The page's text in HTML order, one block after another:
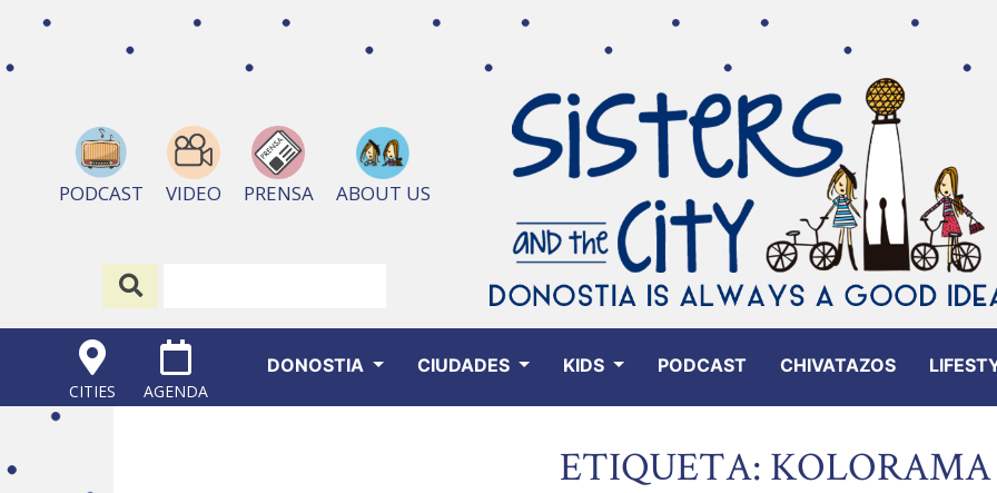
PODCAST VIDEO PRENSA ABOUT US
CITIES AGENDA
DONOSTIA CIUDADES KIDS PODCAST CHIVATAZOS
ETIQUETA: KOLORAMA